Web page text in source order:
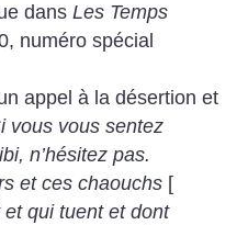
dansLes Temps
numéro spécial
appel à la désertion et
vous vous sentez
n’hésitez pas.
et ces chaouchs [
qui tuent et dont